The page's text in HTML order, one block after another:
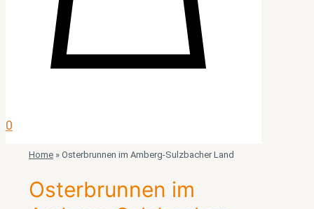
0
Home » Osterbrunnen im Amberg-Sulzbacher Land
Osterbrunnen im